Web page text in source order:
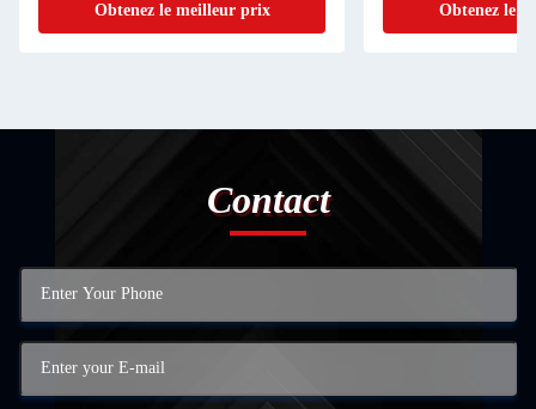
Obtenez le meilleur prix
Obtenez le
Contact